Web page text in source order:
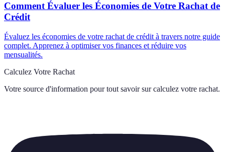
Comment Évaluer les Économies de Votre Rachat de
Crédit
Évaluez les économies de votre rachat de crédit à travers notre guide
complet. Apprenez à optimiser vos finances et réduire vos
mensualités.
Calculez Votre Rachat
Votre source d'information pour tout savoir sur calculez votre rachat.